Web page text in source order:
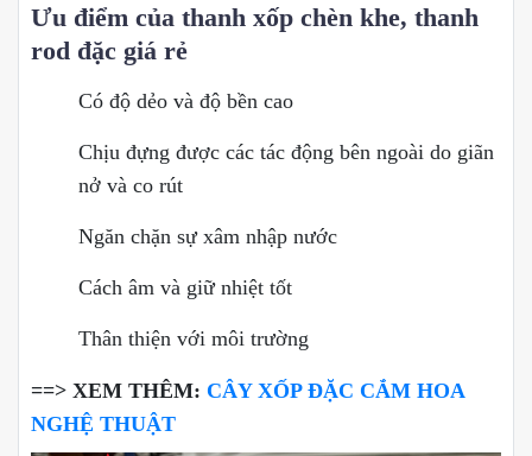
Ưu điểm của thanh xốp chèn khe, thanh
rod đặc giá rẻ
Có độ dẻo và độ bền cao
Chịu đựng được các tác động bên ngoài do giãn
nở và co rút
Ngăn chặn sự xâm nhập nước
Cách âm và giữ nhiệt tốt
Thân thiện với môi trường
==> XEM THÊM: CÂY XỐP ĐẶC CẮM HOA
NGHỆ THUẬT